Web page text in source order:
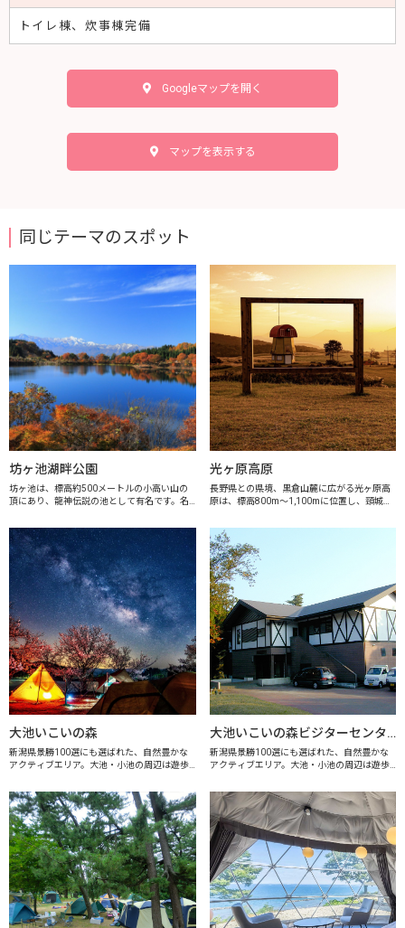
トイレ棟、炊事棟完備
マップを表示する
Googleマップを開く
同じテーマのスポット
坊ヶ池湖畔公園
坊ヶ池は、標高約500メートルの小高い山の
頂にあり、龍神伝説の池として有名です。名
もである「坊太郎」からきているといわれて
います。 坊ヶ池の規模は、満水面積で約...
光ヶ原高原
長野県との県境、黒倉山麓に広がる光ヶ原高
原は、標高800m～1,100mに位置し、頸城平
気の良い日は、遠く佐渡、能登半島を望むこ
とができ、日本海に沈む夕日や上越...
大池いこいの森
新潟県景勝100選にも選ばれた、自然豊かな
アクティブエリア。大池・小池の周辺は遊歩
ング、キャンプなどが楽しめます。キャンプ
場は第1、第3及び第4キャンプ場があり...
大池いこいの森ビジターセンター
新潟県景勝100選にも選ばれた、自然豊かな
アクティブエリア。大池・小池の周辺は遊歩
ング、キャンプなどが楽しめます。キャンプ
場は第1、第3及び第4キャンプ場があり...